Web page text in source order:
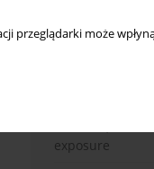
przeglądarki może
Occupational
with physical
fitness among
Synergistic
processing: a
diketone,
exposure